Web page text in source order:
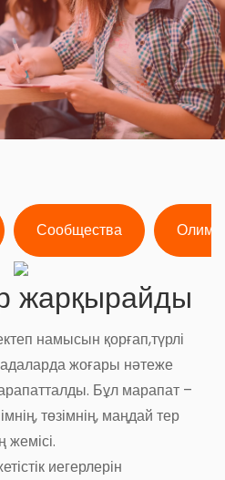
Сообщества
жарқырайды
намысын қорғап,түрлі
жоғары нәтеже
Бұл марапат –
төзімнің, маңдай тер
иегерлерін